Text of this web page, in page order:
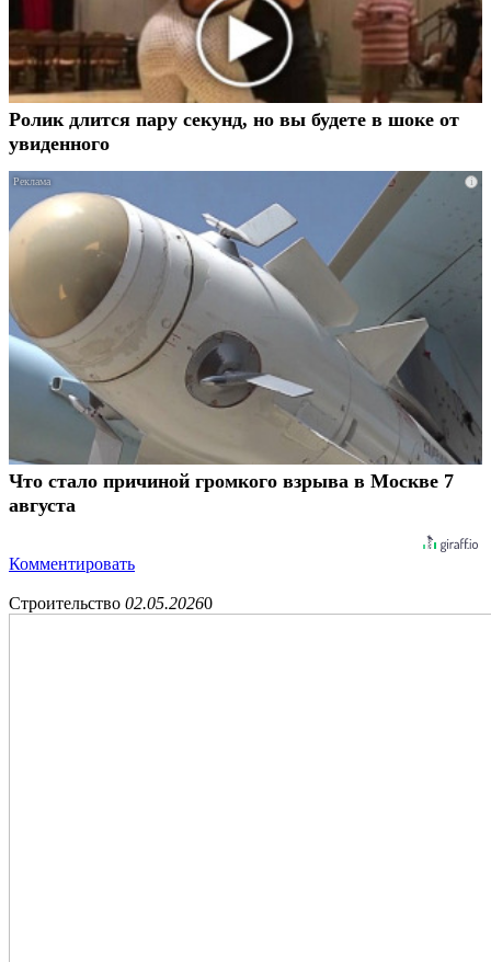
Ролик длится пару секунд, но вы будете в шоке от
увиденного
i
Что стало причиной громкого взрыва в Москве 7
августа
Комментировать
Строительство 02.05.20260